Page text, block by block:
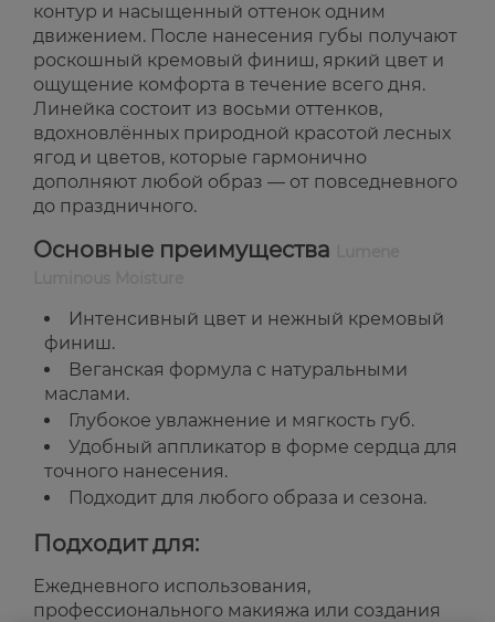
контур и насыщенный оттенок одним
движением. После нанесения губы получают
роскошный кремовый финиш, яркий цвет и
ощущение комфорта в течение всего дня.
Линейка состоит из восьми оттенков,
вдохновлённых природной красотой лесных
ягод и цветов, которые гармонично
дополняют любой образ — от повседневного
до праздничного.
Основные преимущества
Интенсивный цвет и нежный кремовый
финиш.
Веганская формула с натуральными
маслами.
Глубокое увлажнение и мягкость губ.
Удобный аппликатор в форме сердца для
точного нанесения.
Подходит для любого образа и сезона.
Подходит для:
Ежедневного использования,
профессионального макияжа или создания